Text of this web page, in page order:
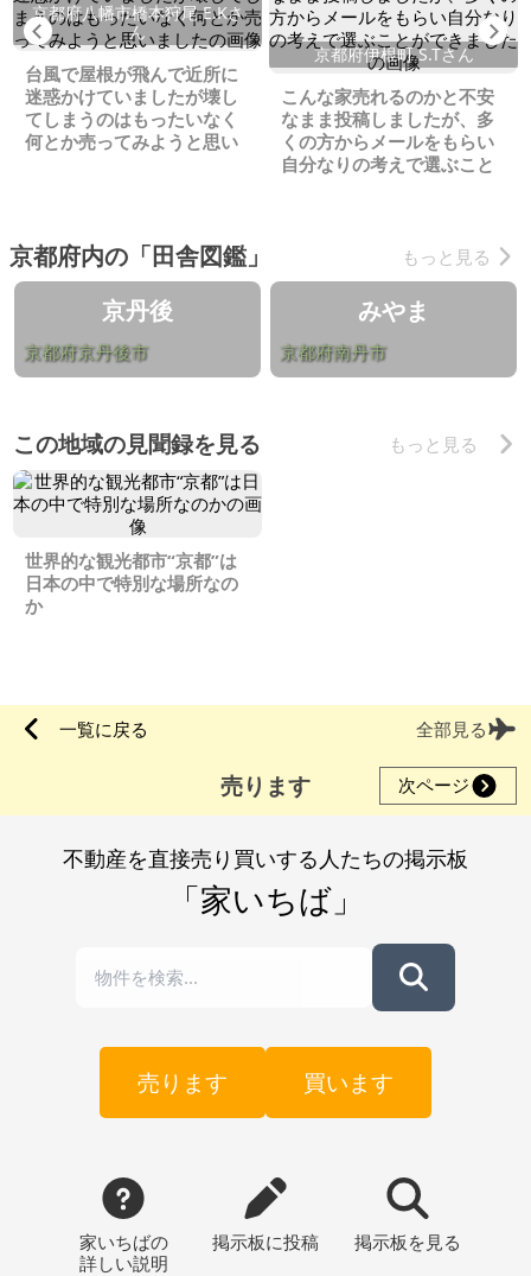
Previous
京都府八幡市橋本狩尾 E.Kさ
ん
台風で屋根が飛んで近所に
迷惑かけていましたが壊し
てしまうのはもったいなく
何とか売ってみようと思い
京都府伊根町 S.Tさん
こんな家売れるのかと不安
なまま投稿しましたが、多
くの方からメールをもらい
自分なりの考えで選ぶこと
京都府内の「田舎図鑑」 もっと見る
京丹後
京都府京丹後市
みやま
京都府南丹市
この地域の見聞録を見る もっと見る
世界的な観光都市“京都”は
日本の中で特別な場所なの
か
一覧に戻る 全部見る
売ります 次ページ
不動産を直接売り買いする人たちの掲示板
「家いちば」
売ります 買います
家いちばの
詳しい説明
掲示板に投稿 掲示板 を見る